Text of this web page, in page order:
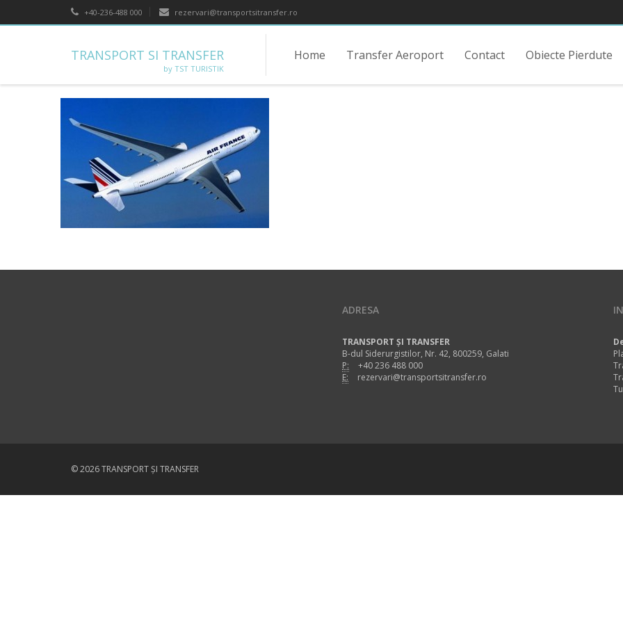
+40-236-488 000 rezervari@transportsitransfer.ro
TRANSPORT SI TRANSFER
by TST TURISTIK
Home Transfer Aeroport Contact Obiecte Pierdute
ADRESA
TRANSPORT ȘI TRANSFER
B-dul Siderurgistilor, Nr. 42, 800259, Galati
P:
+40 236 488 000
E:
rezervari@transportsitransfer.ro
© 2026 TRANSPORT ȘI TRANSFER